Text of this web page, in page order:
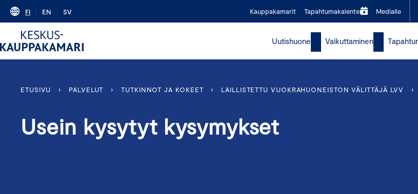
Skip
content
FI EN SV Kauppakamarit Tapahtumakalenteri Medialle
Uutishuone Vaikuttaminen
ETUSIVU › PALVELUT › TUTKINNOT JA KOKEET › LAILLISTETTU VUOKRAHUONEISTON VÄLITTÄJÄ LVV ›
Usein kysytyt kysymykset